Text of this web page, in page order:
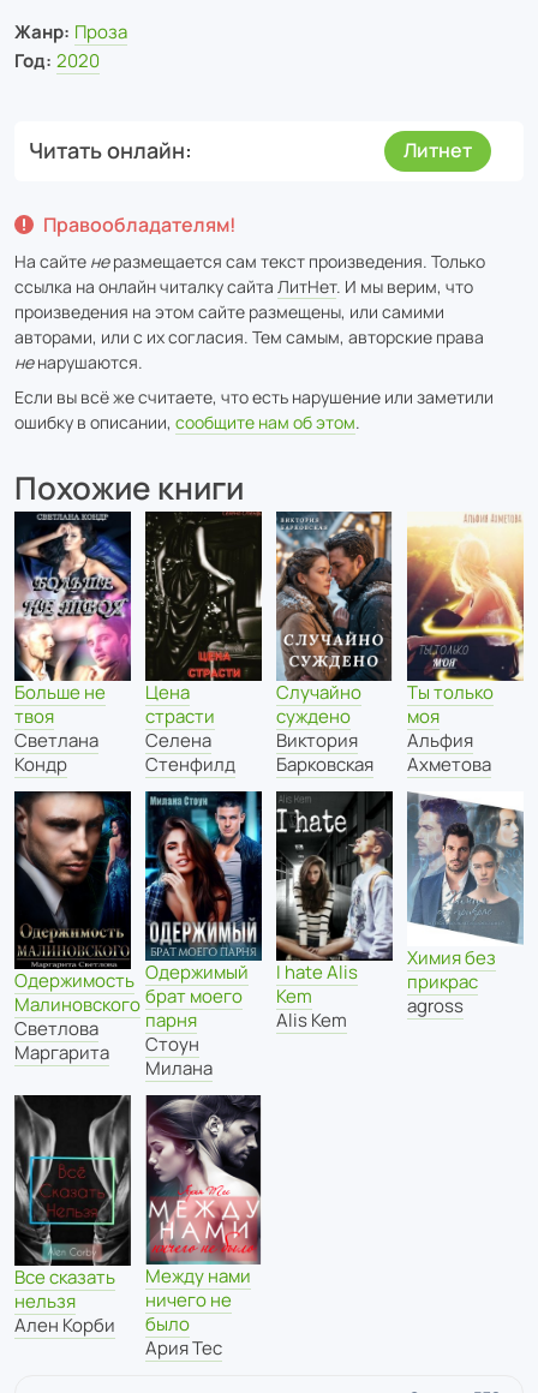
Жанр: Проза
Год: 2020
Читать онлайн Литнет
Правообладателям!
На сайте неразмещается сам текст произведения. Только
ссылка на онлайн читалку сайта ЛитНет. И мы верим, что
произведения на этом сайте размещены, или самими
авторами, или с их согласия. Тем самым, авторские права
ненарушаются.
Если вы всё же считаете, что есть нарушение или заметили
ошибку в описании, сообщите нам об этом.
Похожие книги
Больше не
твоя
Светлана
Кондр
Цена
страсти
Селена
Стенфилд
Случайно
суждено
Виктория
Барковская
Ты только
моя
Альфия
Ахметова
Одержимость
Малиновского
Светлова
Маргарита
Одержимый
брат моего
парня
Стоун
Милана
I hate Alis
Kem
Alis Kem
Химия без
прикрас
agross
Все сказать
нельзя
Ален Корби
Между нами
ничего не
было
Ария Тес